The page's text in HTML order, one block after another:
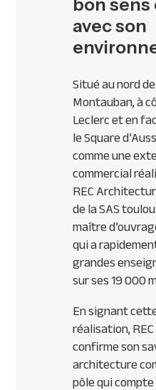
bon
avec son
Situé au nord
Montauban, à
Leclerc et en
le Square
comme une
commercial
REC
de laSAS
maître
qui a
grandes
sur ses 19 000
En signant
réalisation,REC
confirme son
architecture
pôle qui